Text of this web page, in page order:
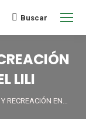
Buscar
LILI
RECREACIÓN EN…